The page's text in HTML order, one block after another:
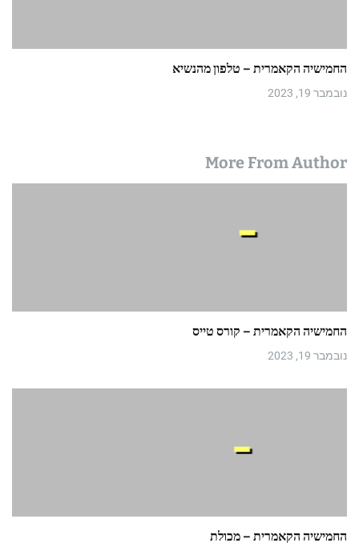
החמישיה הקאמרית – טלפון מהנשיא
נובמבר 19, 2023
More From Author
החמישיה הקאמרית – קורס טייס
נובמבר 19, 2023
החמישיה הקאמרית – מכולת